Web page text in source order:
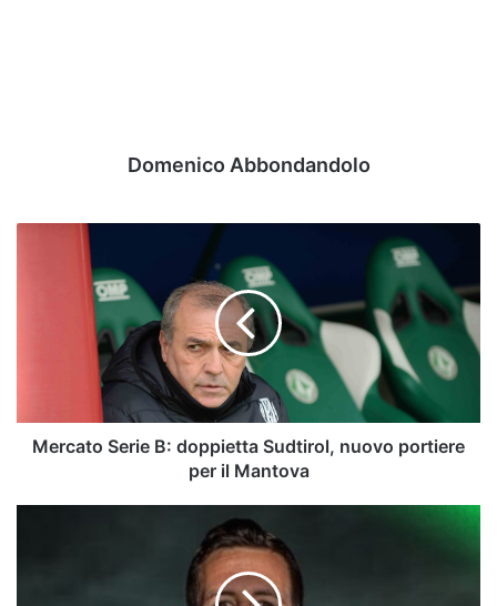
Domenico Abbondandolo
il
Mantova
Mercato Serie B: doppietta Sudtirol, nuovo portiere
per il Mantova